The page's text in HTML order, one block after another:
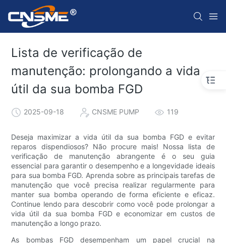
Lista de verificação de
manutenção: prolongando a vida
útil da sua bomba FGD
2025-09-18 CNSME PUMP 119
Deseja maximizar a vida útil da sua bomba FGD e evitar
reparos dispendiosos? Não procure mais! Nossa lista de
verificação de manutenção abrangente é o seu guia
essencial para garantir o desempenho e a longevidade ideais
para sua bomba FGD. Aprenda sobre as principais tarefas de
manutenção que você precisa realizar regularmente para
manter sua bomba operando de forma eficiente e eficaz.
Continue lendo para descobrir como você pode prolongar a
vida útil da sua bomba FGD e economizar em custos de
manutenção a longo prazo.
As bombas FGD desempenham um papel crucial na